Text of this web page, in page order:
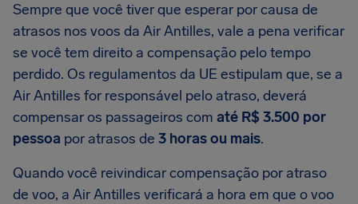
Sempre que você tiver que esperar por causa de
atrasos nos voos da Air Antilles, vale a pena verificar
se você tem direito a compensação pelo tempo
perdido. Os regulamentos da UE estipulam que, se a
Air Antilles for responsável pelo atraso, deverá
compensar os passageiros com até R$ 3.500 por
pessoa por atrasos de 3 horas ou mais.
Quando você reivindicar compensação por atraso
de voo, a Air Antilles verificará a hora em que o voo